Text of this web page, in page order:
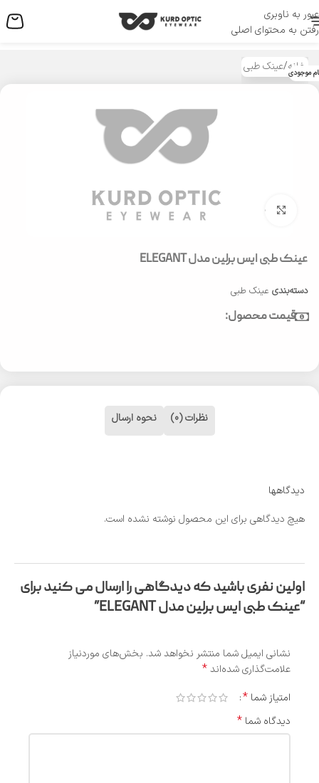
عبور به ناوبری
رفتن به محتوای اصلی
منو
خانه/عینک طبی موجودی
بزرگنمایی تصویر
عینک طبی ایس برلین مدل ELEGANT
دسته‌بندی عینک طبی
قیمت محصول:
نظرات (0) نحوه ارسال
دیدگاهها
هیچ دیدگاهی برای این محصول نوشته نشده است.
اولین نفری باشید که دیدگاهی را ارسال می کنید برای
“عینک طبی ایس برلین مدل ELEGANT”
نشانی ایمیل شما منتشر نخواهد شد. بخش‌های موردنیاز
علامت‌گذاری شده‌اند*
امتیاز شما *
دیدگاه شما *